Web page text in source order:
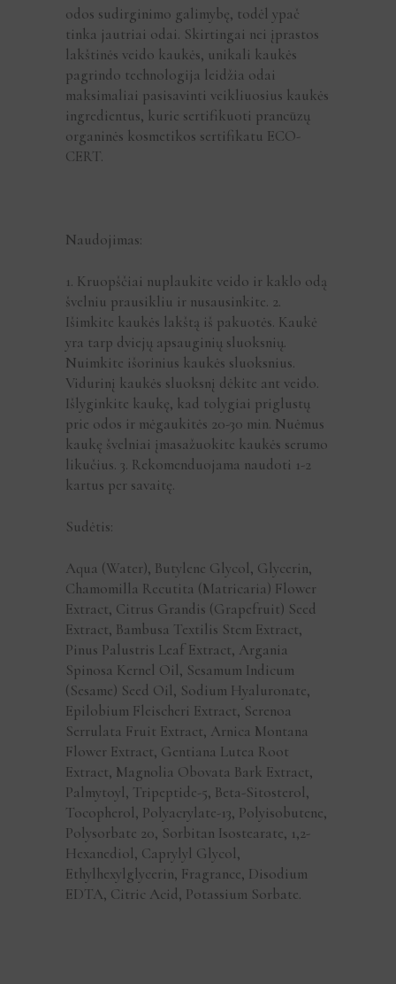
odos sudirginimo galimybę, todėl ypač
tinka jautriai odai. Skirtingai nei įprastos
lakštinės veido kaukės, unikali kaukės
pagrindo technologija leidžia odai
maksimaliai pasisavinti veikliuosius kaukės
ingredientus, kurie sertifikuoti prancūzų
organinės kosmetikos sertifikatu ECO-
CERT.
Naudojimas:
1. Kruopščiai nuplaukite veido ir kaklo odą
švelniu prausikliu ir nusausinkite. 2.
Išimkite kaukės lakštą iš pakuotės. Kaukė
yra tarp dviejų apsauginių sluoksnių.
Nuimkite išorinius kaukės sluoksnius.
Vidurinį kaukės sluoksnį dėkite ant veido.
Išlyginkite kaukę, kad tolygiai priglustų
prie odos ir mėgaukitės 20-30 min. Nuėmus
kaukę švelniai įmasažuokite kaukės serumo
likučius. 3. Rekomenduojama naudoti 1-2
kartus per savaitę.
Sudėtis:
Aqua (Water), Butylene Glycol, Glycerin,
Chamomilla Recutita (Matricaria) Flower
Extract, Citrus Grandis (Grapefruit) Seed
Extract, Bambusa Textilis Stem Extract,
Pinus Palustris Leaf Extract, Argania
Spinosa Kernel Oil, Sesamum Indicum
(Sesame) Seed Oil, Sodium Hyaluronate,
Epilobium Fleischeri Extract, Serenoa
Serrulata Fruit Extract, Arnica Montana
Flower Extract, Gentiana Lutea Root
Extract, Magnolia Obovata Bark Extract,
Palmytoyl, Tripeptide-5, Beta-Sitosterol,
Tocopherol, Polyacrylate-13, Polyisobutene,
Polysorbate 20, Sorbitan Isostearate, 1,2-
Hexanediol, Caprylyl Glycol,
Ethylhexylglycerin, Fragrance, Disodium
EDTA, Citric Acid, Potassium Sorbate.